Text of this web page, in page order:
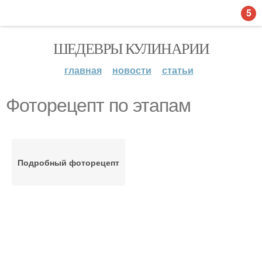
ШЕДЕВРЫ КУЛИНАРИИ
главная новости статьи
Фоторецепт по этапам
Подробный фоторецепт
5